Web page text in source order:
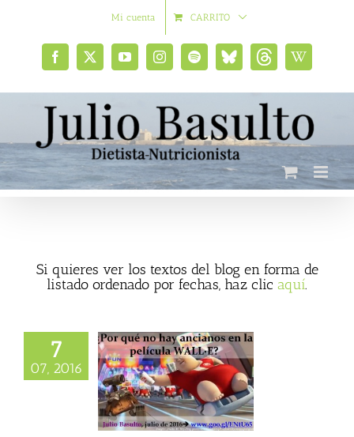
Mi cuenta CARRITO
Facebook
X YouTubeInstagramSpotifyBluesky
social
ThreadsWikipedia
Si quieres ver los textos del blog en forma de
listado ordenado por fechas, haz clic aquí.
7
07, 2016
no hay ancianos
WALL•E?